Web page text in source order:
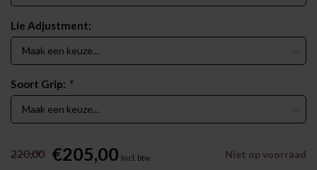
Lie Adjustment:
Soort Grip: *
220,00 €205,00 Incl. btw Niet op voorraad